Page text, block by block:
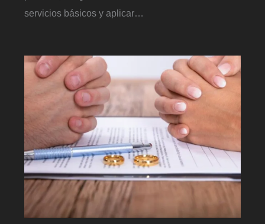
servicios básicos y aplicar…